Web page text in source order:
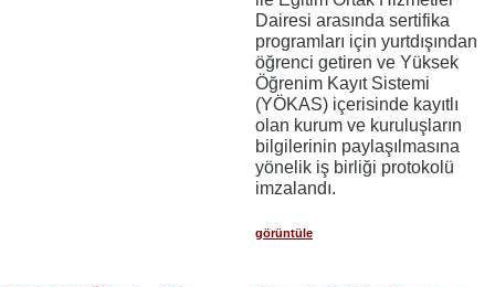
Dairesi arasında sertifika
programları için yurtdışından
öğrenci getiren ve Yüksek
Öğrenim Kayıt Sistemi
(YÖKAS) içerisinde kayıtlı
olan kurum ve kuruluşların
bilgilerinin paylaşılmasına
yönelik iş birliği protokolü
imzalandı.
görüntüle